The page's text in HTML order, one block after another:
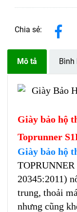
Chia sẻ:
Mô tả Bình
Giày bảo hộ
Toprunner
Giày bảo hộ
20345:2011)
trung, thoải
nhưng cũng